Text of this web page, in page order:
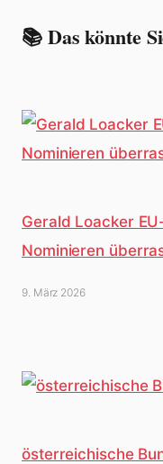
📚 Das könnte
Gerald Loacker
Nominieren
9. März 2026
österreichische